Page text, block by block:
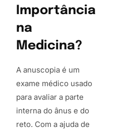
Importância
na
Medicina?
A anuscopia é um
exame médico usado
para avaliar a parte
interna do ânus e do
reto. Com a ajuda de